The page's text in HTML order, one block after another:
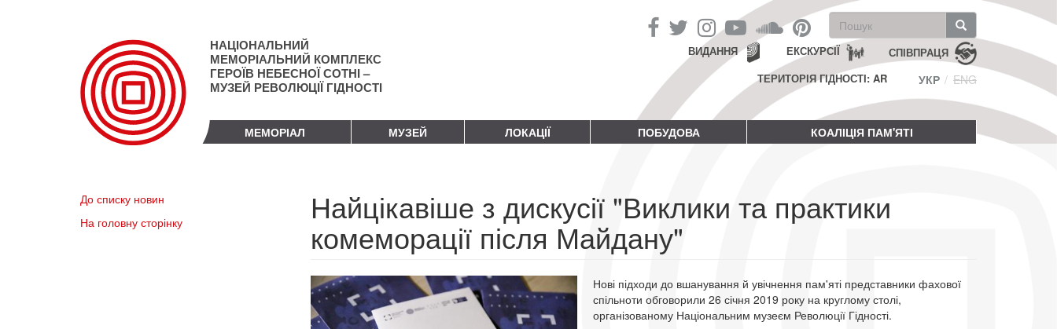
НАЦІОНАЛЬНИЙ
МЕМОРІАЛЬНИЙ КОМПЛЕКС
ГЕРОЇВ НЕБЕСНОЇ СОТНІ –
МУЗЕЙ РЕВОЛЮЦІЇ ГІДНОСТІ
Пошукова
форма
Пошук СПІВПРАЦЯ
ЕКСКУРСІЇ
ВИДАННЯ
ТЕРИТОРІЯ ГІДНОСТІ: AR
УКР ENG
МЕМОРІАЛ МУЗЕЙ ЛОКАЦІЇ ПОБУДОВА КОАЛІЦІЯ ПАМ'ЯТІ
До списку новин
На головну сторінку
Найцікавіше з дискусії "Виклики та практики
комеморації після Майдану"
Нові підходи до вшанування й увічнення пам'яті представники фахової
спільноти обговорили 26 січня 2019 року на круглому столі,
організованому Національним музеєм Революції Гідності.